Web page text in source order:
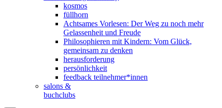
kosmos
füllhorn
Achtsames Vorlesen: Der Weg zu noch mehr
Gelassenheit und Freude
Philosophieren mit Kindern: Vom Glück,
gemeinsam zu denken
herausforderung
persönlichkeit
feedback teilnehmer*innen
salons &
buchclubs